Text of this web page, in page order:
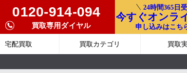
0120-914-094
買取専用ダイヤル
24時間365日
今すぐオンラ
申し込みはこち
宅配買取 買取カテゴリ 買取